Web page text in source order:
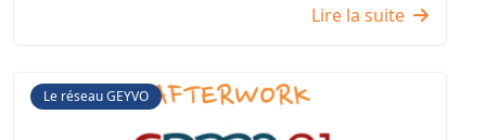
Lire la suite
Le réseau GEYVO